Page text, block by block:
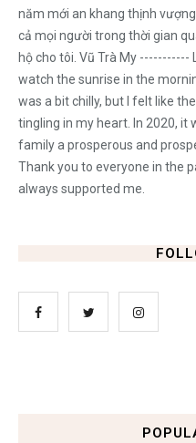
năm mới an khang thịnh
cả mọi người trong thời gian
hộ cho tôi. Vũ Trà My
watch the sunrise in the
was a bit chilly, but I felt like
tingling in my heart. In 2020, it
family a prosperous and
Thank you to everyone in the
always supported me.